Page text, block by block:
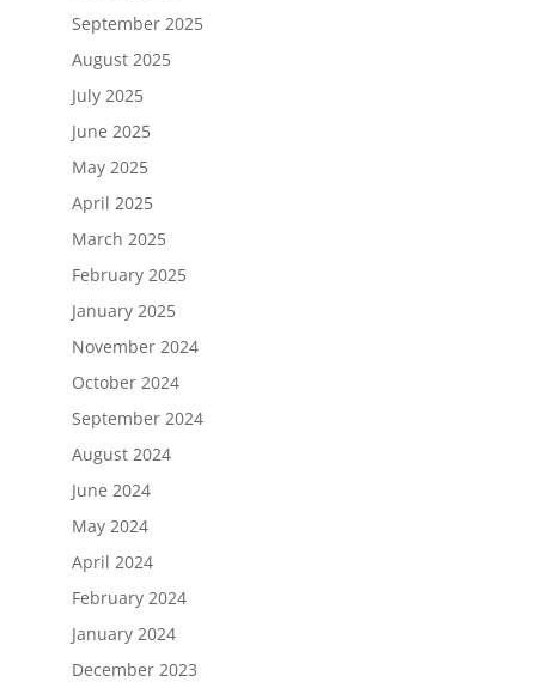
September 2025
August 2025
July 2025
June 2025
May 2025
April 2025
March 2025
February 2025
January 2025
November 2024
October 2024
September 2024
August 2024
June 2024
May 2024
April 2024
February 2024
January 2024
December 2023